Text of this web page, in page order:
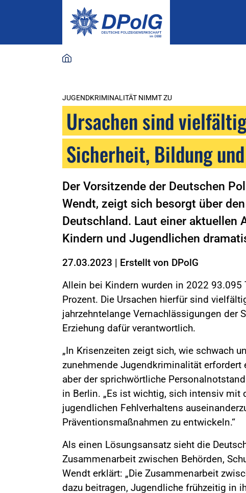
JUGENDKRIMINALITÄT NIMMT ZU
Ursachen sind
Sicherheit, Bildung
Der Vorsitzende der Deutschen
Wendt, zeigt sich besorgt über
Deutschland. Laut einer aktuellen
Kindern und Jugendlichen
27.03.2023 | Erstellt von DPolG
Allein bei Kindern wurden in 2022 93.095
Prozent. Die Ursachen hierfür sind
jahrzehntelange Vernachlässigungen der
Erziehung dafür verantwortlich.
„In Krisenzeiten zeigt sich, wie schwach
zunehmende Jugendkriminalität
aber der sprichwörtliche
in Berlin. „Es ist wichtig, sich intensiv mit
jugendlichen Fehlverhaltens
Präventionsmaßnahmen zu entwickeln.“
Als einen Lösungsansatz sieht die
Zusammenarbeit zwischen Behörden,
Wendt erklärt: „Die Zusammenarbeit
dazu beitragen, Jugendliche frühzeitig in